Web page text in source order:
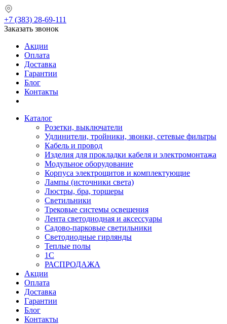
+7 (383) 28-69-111
Заказать звонок
Акции
Оплата
Доставка
Гарантии
Блог
Контакты
Каталог
Розетки, выключатели
Удлинители, тройники, звонки, сетевые фильтры
Кабель и провод
Изделия для прокладки кабеля и электромонтажа
Модульное оборудование
Корпуса электрощитов и комплектующие
Лампы (источники света)
Люстры, бра, торшеры
Светильники
Трековые системы освещения
Лента светодиодная и аксессуары
Садово-парковые светильники
Светодиодные гирлянды
Теплые полы
1С
РАСПРОДАЖА
Акции
Оплата
Доставка
Гарантии
Блог
Контакты